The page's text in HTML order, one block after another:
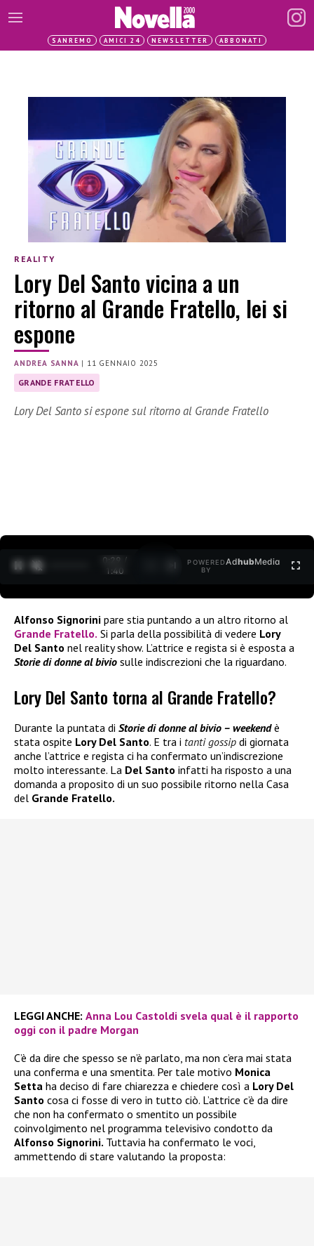
SANREMO AMICI 24 NEWSLETTER ABBONATI
REALITY
Lory Del Santo vicina a un
ritorno al Grande Fratello, lei si
espone
ANDREA SANNA | 11 GENNAIO 2025
GRANDE FRATELLO
Lory Del Santo si espone sul ritorno al Grande Fratello
0:30 /
1:40
POWERED
BY
AdhubMedia
Alfonso Signorini pare stia puntando a un altro ritorno al
Grande Fratello. Si parla della possibilità di vedere Lory
Del Santo nel reality show. L’attrice e regista si è esposta a
Storie di donne al bivio sulle indiscrezioni che la riguardano.
Lory Del Santo torna al Grande Fratello?
Durante la puntata di Storie di donne al bivio – weekendè
stata ospite Lory Del Santo. E tra i tanti gossip di giornata
anche l’attrice e regista ci ha confermato un’indiscrezione
molto interessante. La Del Santo infatti ha risposto a una
domanda a proposito di un suo possibile ritorno nella Casa
del Grande Fratello.
LEGGI ANCHE: Anna Lou Castoldi svela qual è il rapporto
oggi con il padre Morgan
C’è da dire che spesso se n’è parlato, ma non c’era mai stata
una conferma e una smentita. Per tale motivo Monica
Setta ha deciso di fare chiarezza e chiedere così a Lory Del
Santo cosa ci fosse di vero in tutto ciò. L’attrice c’è da dire
che non ha confermato o smentito un possibile
coinvolgimento nel programma televisivo condotto da
Alfonso Signorini. Tuttavia ha confermato le voci,
ammettendo di stare valutando la proposta: